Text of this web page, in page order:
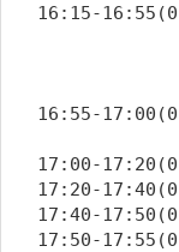
16:15-
TDモバイ
16:55-
17:00-
17:20-
17:40-
17:50-